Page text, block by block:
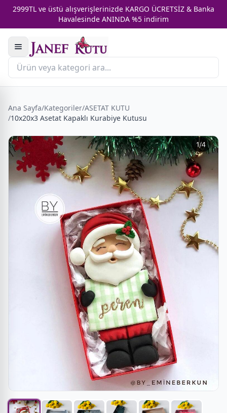
2999TL ve üstü alışverişlerinizde KARGO ÜCRETSİZ & Banka
Havalesinde ANINDA %5 indirim
Ana Sayfa/Kategoriler/ASETAT KUTU
/10x20x3 Asetat Kapaklı Kurabiye Kutusu